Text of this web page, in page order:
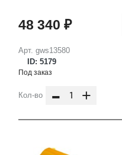
Арт. gws13580
ID: 5179
48 340 ₽
Под заказ
Кол-во - +